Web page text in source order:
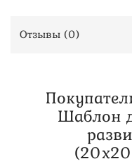
Отзывы (0)
Шаблон